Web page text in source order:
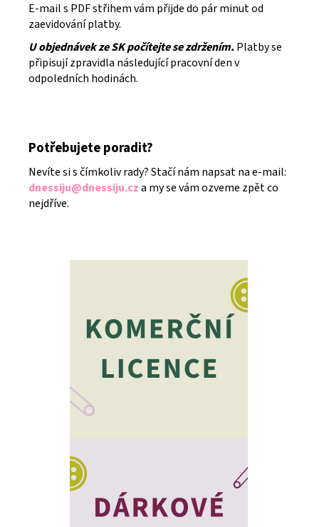
E-mail s PDF střihem vám přijde do pár minut od
zaevidování platby.
U objednávek ze SK počítejte se zdržením.Platby se
připisují zpravidla následující pracovní den v
odpoledních hodinách.
Potřebujete poradit?
Nevíte si s čímkoliv rady? Stačí nám napsat na e-mail:
dnessiju@dnessiju.cza my se vám ozveme zpět co
nejdříve.